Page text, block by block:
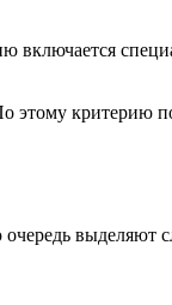
включается
критерию
выделяют